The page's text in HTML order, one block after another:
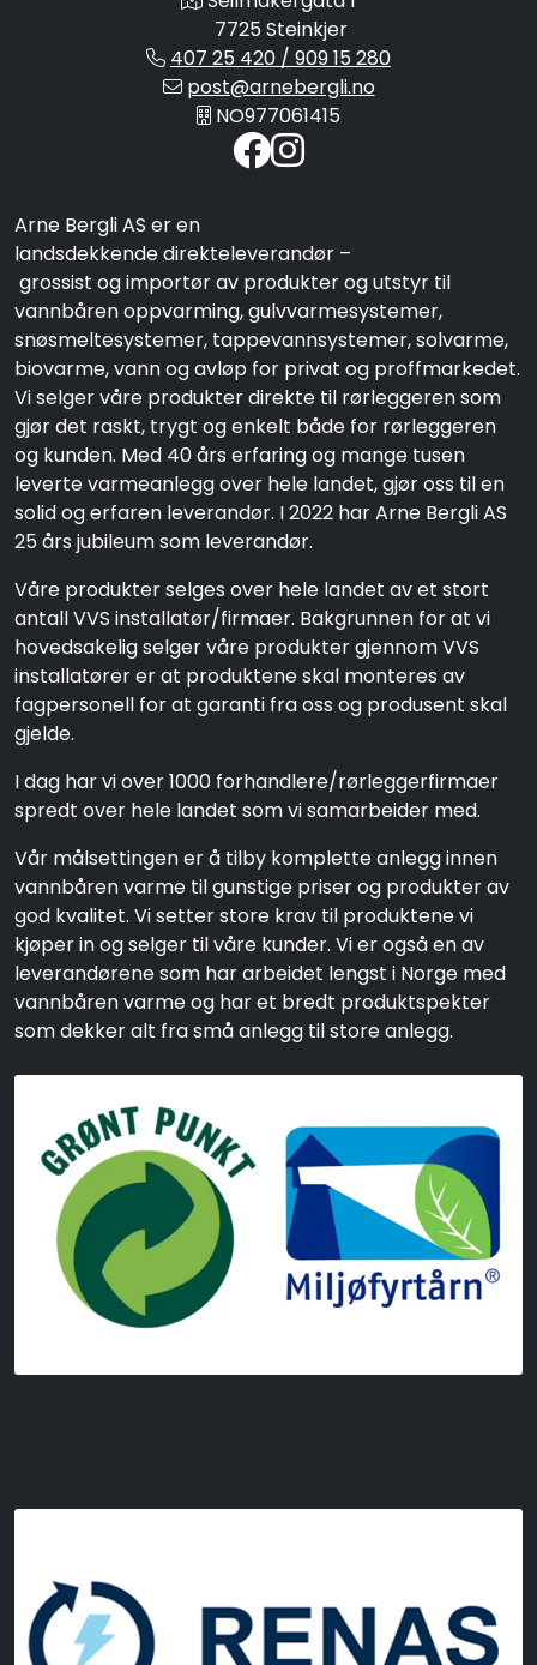
7725 Steinkjer
407 25 420 / 909 15 280
post@arnebergli.no
NO977061415
Arne Bergli AS er en
landsdekkende direkteleverandør –
grossist og importør av produkter og utstyr til
vannbåren oppvarming, gulvvarmesystemer,
snøsmeltesystemer, tappevannsystemer, solvarme,
biovarme, vann og avløp for privat og proffmarkedet.
Vi selger våre produkter direkte til rørleggeren som
gjør det raskt, trygt og enkelt både for rørleggeren
og kunden. Med 40 års erfaring og mange tusen
leverte varmeanlegg over hele landet, gjør oss til en
solid og erfaren leverandør. I 2022 har Arne Bergli AS
25 års jubileum som leverandør.
Våre produkter selges over hele landet av et stort
antall VVS installatør/firmaer. Bakgrunnen for at vi
hovedsakelig selger våre produkter gjennom VVS
installatører er at produktene skal monteres av
fagpersonell for at garanti fra oss og produsent skal
gjelde.
I dag har vi over 1000 forhandlere/rørleggerfirmaer
spredt over hele landet som vi samarbeider med.
Vår målsettingen er å tilby komplette anlegg innen
vannbåren varme til gunstige priser og produkter av
god kvalitet. Vi setter store krav til produktene vi
kjøper in og selger til våre kunder. Vi er også en av
leverandørene som har arbeidet lengst i Norge med
vannbåren varme og har et bredt produktspekter
som dekker alt fra små anlegg til store anlegg.